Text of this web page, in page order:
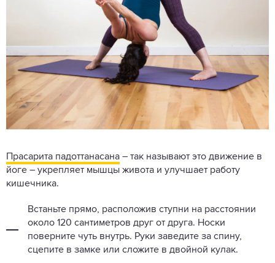
Прасарита падоттанасана – так называют это движение в
йоге – укрепляет мышцы живота и улучшает работу
кишечника.
Встаньте прямо, расположив ступни на расстоянии
около 120 сантиметров друг от друга. Носки
поверните чуть внутрь. Руки заведите за спину,
сцепите в замке или сложите в двойной кулак.